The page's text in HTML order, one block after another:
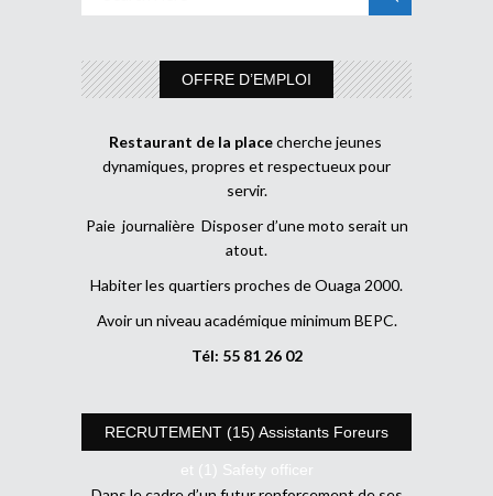
OFFRE D’EMPLOI
Restaurant de la placecherche jeunes
dynamiques, propres et respectueux pour
servir.
Paie journalière Disposer d’une moto serait un
atout.
Habiter les quartiers proches de Ouaga 2000.
Avoir un niveau académique minimum BEPC.
Tél: 55 81 26 02
RECRUTEMENT (15) Assistants Foreurs
et (1) Safety officer